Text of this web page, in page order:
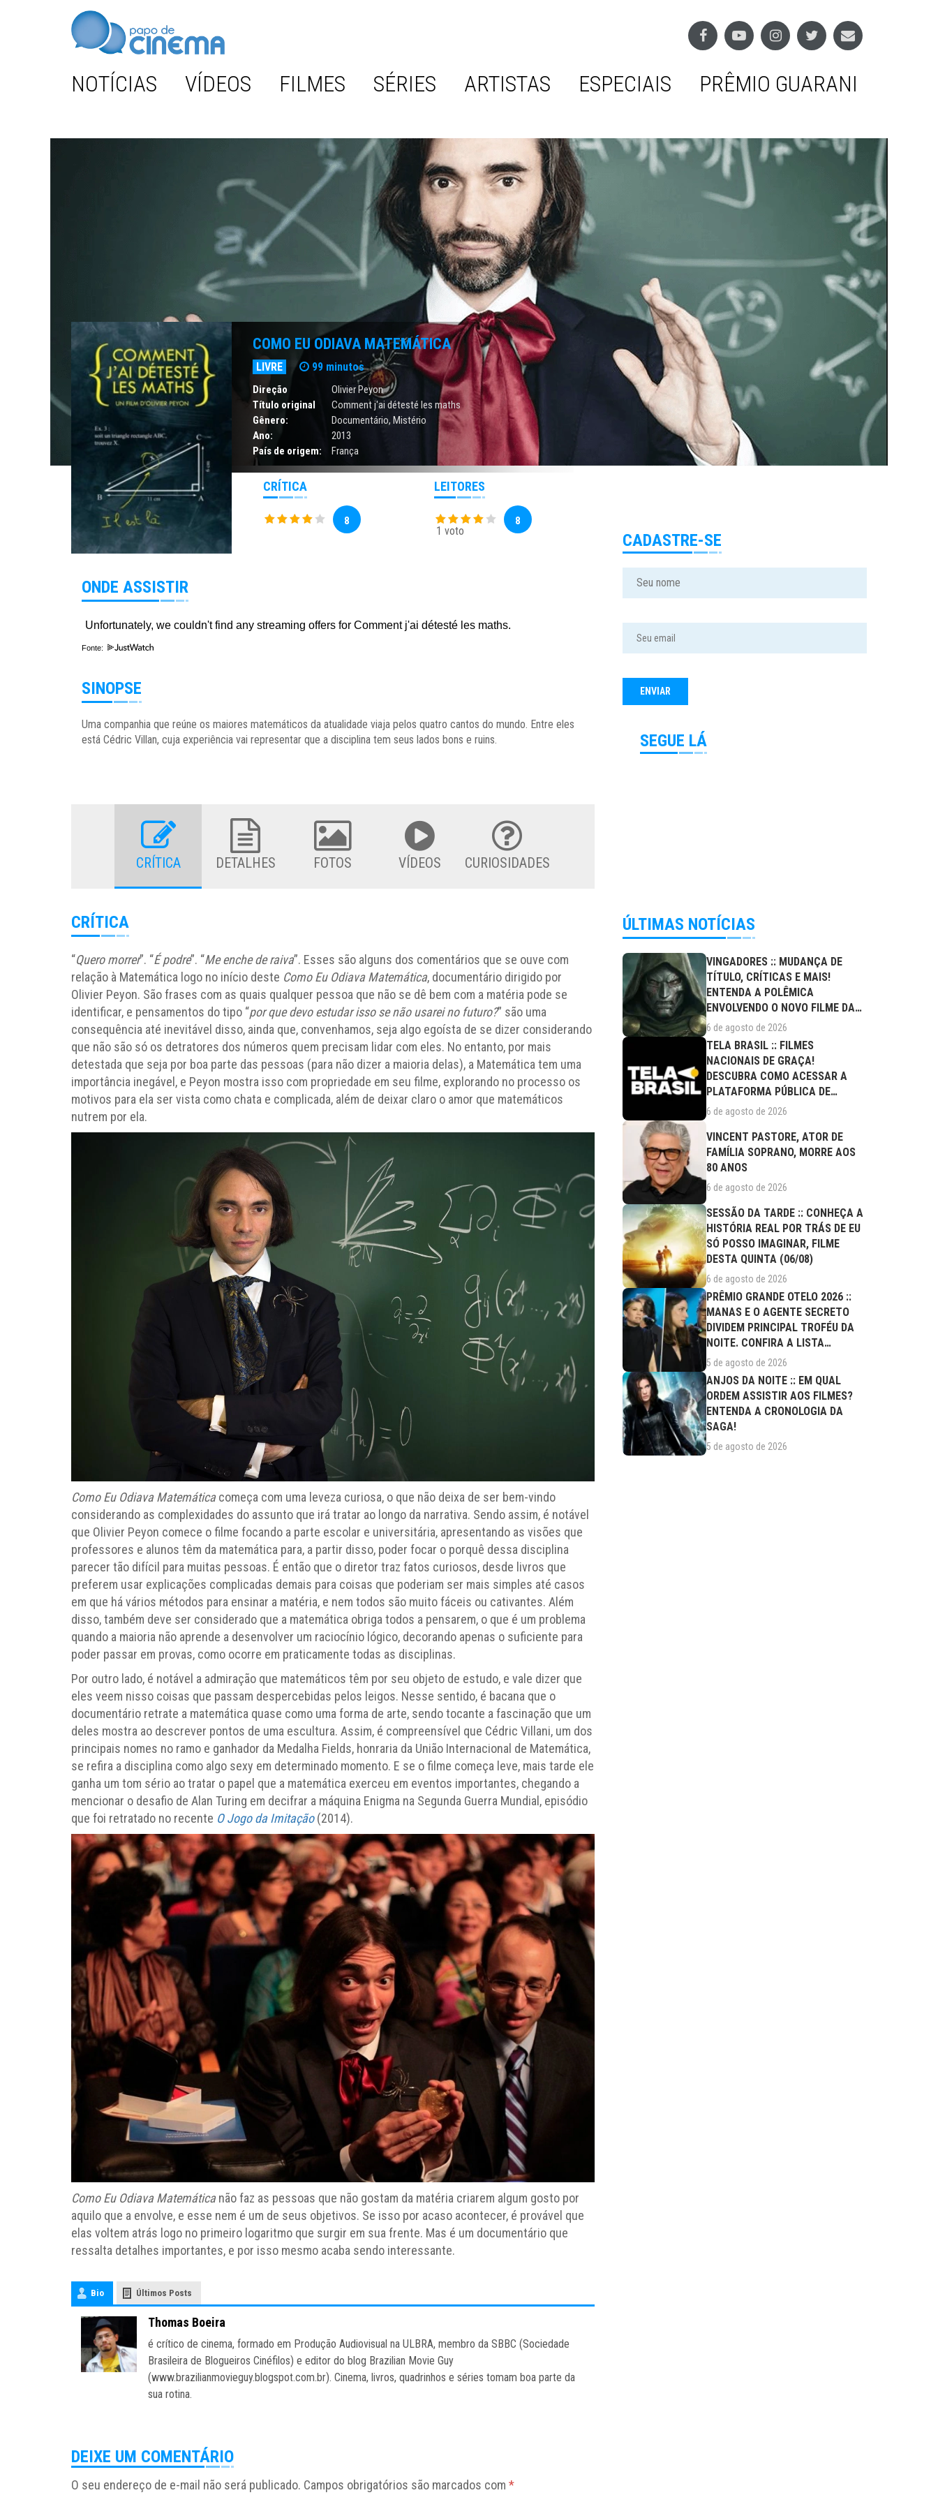
NOTÍCIAS VÍDEOS FILMES SÉRIES ARTISTAS ESPECIAIS PRÊMIO GUARANI
COMO EU ODIAVA MATEMÁTICA
LIVRE 99 minutos
Direção
Olivier Peyon
Título original
Comment j'ai détesté les maths
Gênero:
Documentário,Mistério
Ano:
2013
País de origem:
França
CRÍTICA
8
LEITORES
1 voto
8
ONDE ASSISTIR
Fonte:
SINOPSE
Uma companhia que reúne os maiores matemáticos da atualidade viaja pelos quatro cantos do mundo. Entre eles
está Cédric Villan, cuja experiência vai representar que a disciplina tem seus lados bons e ruins.
CRÍTICA DETALHES FOTOS VÍDEOS CURIOSIDADES
CRÍTICA
“Quero morrer”. “É podre”. “Me enche de raiva”. Esses são alguns dos comentários que se ouve com
relação à Matemática logo no início deste Como Eu Odiava Matemática, documentário dirigido por
Olivier Peyon. São frases com as quais qualquer pessoa que não se dê bem com a matéria pode se
identificar, e pensamentos do tipo “por que devo estudar isso se não usarei no futuro?” são uma
consequência até inevitável disso, ainda que, convenhamos, seja algo egoísta de se dizer considerando
que não são só os detratores dos números quem precisam lidar com eles. No entanto, por mais
detestada que seja por boa parte das pessoas (para não dizer a maioria delas), a Matemática tem uma
importância inegável, e Peyon mostra isso com propriedade em seu filme, explorando no processo os
motivos para ela ser vista como chata e complicada, além de deixar claro o amor que matemáticos
nutrem por ela.
Como Eu Odiava Matemáticacomeça com uma leveza curiosa, o que não deixa de ser bem-vindo
considerando as complexidades do assunto que irá tratar ao longo da narrativa. Sendo assim, é notável
que Olivier Peyon comece o filme focando a parte escolar e universitária, apresentando as visões que
professores e alunos têm da matemática para, a partir disso, poder focar o porquê dessa disciplina
parecer tão difícil para muitas pessoas. É então que o diretor traz fatos curiosos, desde livros que
preferem usar explicações complicadas demais para coisas que poderiam ser mais simples até casos
em que há vários métodos para ensinar a matéria, e nem todos são muito fáceis ou cativantes. Além
disso, também deve ser considerado que a matemática obriga todos a pensarem, o que é um problema
quando a maioria não aprende a desenvolver um raciocínio lógico, decorando apenas o suficiente para
poder passar em provas, como ocorre em praticamente todas as disciplinas.
Por outro lado, é notável a admiração que matemáticos têm por seu objeto de estudo, e vale dizer que
eles veem nisso coisas que passam despercebidas pelos leigos. Nesse sentido, é bacana que o
documentário retrate a matemática quase como uma forma de arte, sendo tocante a fascinação que um
deles mostra ao descrever pontos de uma escultura. Assim, é compreensível que Cédric Villani, um dos
principais nomes no ramo e ganhador da Medalha Fields, honraria da União Internacional de Matemática,
se refira a disciplina como algo sexy em determinado momento. E se o filme começa leve, mais tarde ele
ganha um tom sério ao tratar o papel que a matemática exerceu em eventos importantes, chegando a
mencionar o desafio de Alan Turing em decifrar a máquina Enigma na Segunda Guerra Mundial, episódio
que foi retratado no recente O Jogo da Imitação (2014).
Como Eu Odiava Matemáticanão faz as pessoas que não gostam da matéria criarem algum gosto por
aquilo que a envolve, e esse nem é um de seus objetivos. Se isso por acaso acontecer, é provável que
elas voltem atrás logo no primeiro logaritmo que surgir em sua frente. Mas é um documentário que
ressalta detalhes importantes, e por isso mesmo acaba sendo interessante.
Bio Últimos Posts
Thomas Boeira
é crítico de cinema, formado em Produção Audiovisual na ULBRA, membro da SBBC (Sociedade
Brasileira de Blogueiros Cinéfilos) e editor do blog Brazilian Movie Guy
(www.brazilianmovieguy.blogspot.com.br). Cinema, livros, quadrinhos e séries tomam boa parte da
sua rotina.
DEIXE UM COMENTÁRIO
O seu endereço de e-mail não será publicado. Campos obrigatórios são marcados com *
CADASTRE-SE
SEGUE LÁ
ÚLTIMAS NOTÍCIAS
VINGADORES :: MUDANÇA DE
TÍTULO, CRÍTICAS E MAIS!
ENTENDA A POLÊMICA
ENVOLVENDO O NOVO FILME DA
MARVEL
6 de agosto de 2026
TELA BRASIL :: FILMES
NACIONAIS DE GRAÇA!
DESCUBRA COMO ACESSAR A
PLATAFORMA PÚBLICA DE
STREAMING
6 de agosto de 2026
VINCENT PASTORE, ATOR DE
FAMÍLIA SOPRANO, MORRE AOS
80 ANOS
6 de agosto de 2026
SESSÃO DA TARDE :: CONHEÇA A
HISTÓRIA REAL POR TRÁS DE EU
SÓ POSSO IMAGINAR, FILME
DESTA QUINTA (06/08)
6 de agosto de 2026
PRÊMIO GRANDE OTELO 2026 ::
MANAS E O AGENTE SECRETO
DIVIDEM PRINCIPAL TROFÉU DA
NOITE. CONFIRA A LISTA
COMPLETA DE...
5 de agosto de 2026
ANJOS DA NOITE :: EM QUAL
ORDEM ASSISTIR AOS FILMES?
ENTENDA A CRONOLOGIA DA
SAGA!
5 de agosto de 2026